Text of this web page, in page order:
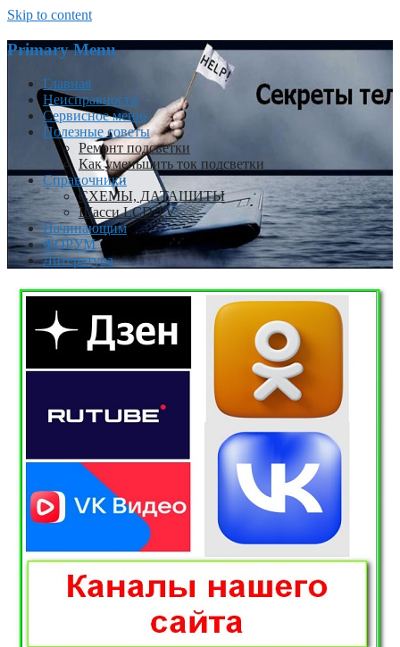
Skip to content
Primary Menu
Главная
Неисправности
Сервисное меню
Полезные советы
Ремонт подсветки
Как уменьшить ток подсветки
Справочники
СХЕМЫ, ДАТАШИТЫ
Шасси LCD TV
Начинающим
ФОРУМ
Литература